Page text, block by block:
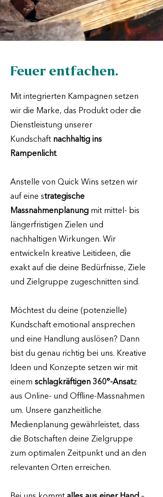
Feuer entfachen.
Mit integrierten Kampagnen setzen
wir die Marke, das Produkt oder die
Dienstleistung unserer
Kundschaft nachhaltig ins
Rampenlicht.
Anstelle von Quick Wins setzen wir
auf eine strategische
Massnahmenplanung mit mittel- bis
längerfristigen Zielen und
nachhaltigen Wirkungen. Wir
entwickeln kreative Leitideen, die
exakt auf die deine Bedürfnisse, Ziele
und Zielgruppe zugeschnitten sind.
Möchtest du deine (potenzielle)
Kundschaft emotional ansprechen
und eine Handlung auslösen? Dann
bist du genau richtig bei uns. Kreative
Ideen und Konzepte setzen wir mit
einem schlagkräftigen 360°-Ansatz
aus Online- und Offline-Massnahmen
um. Unsere ganzheitliche
Medienplanung gewährleistet, dass
die Botschaften deine Zielgruppe
zum optimalen Zeitpunkt und an den
relevanten Orten erreichen.